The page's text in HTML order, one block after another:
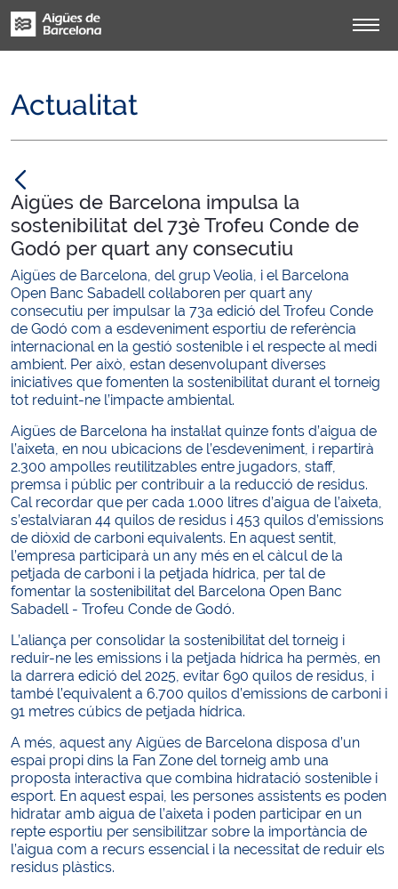
Actualitat
Aigües de Barcelona impulsa la
sostenibilitat del 73è Trofeu Conde de
Godó per quart any consecutiu
Aigües de Barcelona, del grup Veolia, i el Barcelona
Open Banc Sabadell col·laboren per quart any
consecutiu per impulsar la 73a edició del Trofeu Conde
de Godó com a esdeveniment esportiu de referència
internacional en la gestió sostenible i el respecte al medi
ambient. Per això, estan desenvolupant diverses
iniciatives que fomenten la sostenibilitat durant el torneig
tot reduint-ne l’impacte ambiental.
Aigües de Barcelona ha instal·lat quinze fonts d’aigua de
l’aixeta, en nou ubicacions de l’esdeveniment, i repartirà
2.300 ampolles reutilitzables entre jugadors, staff,
premsa i públic per contribuir a la reducció de residus.
Cal recordar que per cada 1.000 litres d’aigua de l’aixeta,
s’estalviaran 44 quilos de residus i 453 quilos d’emissions
de diòxid de carboni equivalents. En aquest sentit,
l’empresa participarà un any més en el càlcul de la
petjada de carboni i la petjada hídrica, per tal de
fomentar la sostenibilitat del Barcelona Open Banc
Sabadell - Trofeu Conde de Godó.
L’aliança per consolidar la sostenibilitat del torneig i
reduir-ne les emissions i la petjada hídrica ha permès, en
la darrera edició del 2025, evitar 690 quilos de residus, i
també l’equivalent a 6.700 quilos d’emissions de carboni i
91 metres cúbics de petjada hídrica.
A més, aquest any Aigües de Barcelona disposa d’un
espai propi dins la Fan Zone del torneig amb una
proposta interactiva que combina hidratació sostenible i
esport. En aquest espai, les persones assistents es poden
hidratar amb aigua de l’aixeta i poden participar en un
repte esportiu per sensibilitzar sobre la importància de
l’aigua com a recurs essencial i la necessitat de reduir els
residus plàstics.